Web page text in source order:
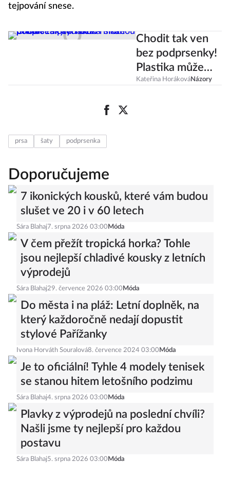
tejpování snese.
Chodit tak ven
bez podprsenky!
Plastika může
pomoct s
Kateřina HorákováNázory
prsa šaty podprsenka
Doporučujeme
7 ikonických kousků, které vám budou
slušet ve 20 i v 60 letech
Sára Blahaj 7. srpna 2026 03:00 Móda
V čem přežít tropická horka? Tohle
jsou nejlepší chladivé kousky z letních
výprodejů
Sára Blahaj29. července 2026 03:00 Móda
Do města i na pláž: Letní doplněk, na
který každoročně nedají dopustit
stylové Pařížanky
Ivona Horváth Souralová8. července 2024 03:00 Móda
Je to oficiální! Tyhle 4 modely tenisek
se stanou hitem letošního podzimu
Sára Blahaj4. srpna 2026 03:00 Móda
Plavky z výprodejů na poslední chvíli?
Našli jsme ty nejlepší pro každou
postavu
Sára Blahaj5. srpna 2026 03:00 Móda